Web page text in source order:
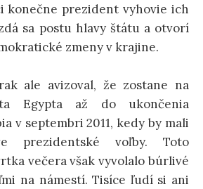
konečne prezident vyhovie ich
sa postu hlavy štátu a otvorí
zmeny v krajine.
ale avizoval, že zostane na
Egypta až do ukončenia
v septembri 2011, kedy by mali
prezidentské voľby. Toto
večera však vyvolalo búrlivé
na námestí. Tisíce ľudí si ani